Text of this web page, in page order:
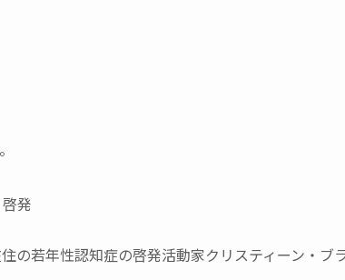
発
の若年性認知症の啓発活動家クリスティーン・ブ